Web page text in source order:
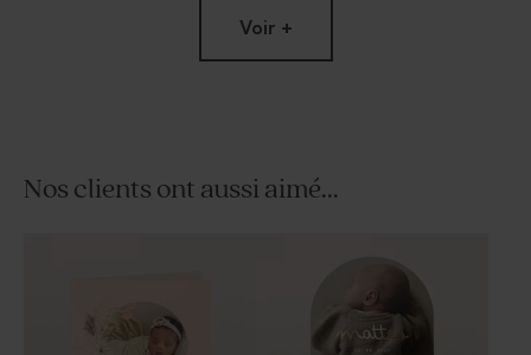
Voir +
Nos clients ont aussi aimé...